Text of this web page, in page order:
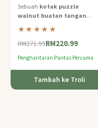
Sederhana untuk Lelaki
Sebuah kotak puzzle
walnut buatan tangan
dengan panel gelongsor dan
ruang tersembunyi — hadiah
teaser otak yang sempurna
★★★★★
RM271.99RM220.99
Penghantaran Pantas Percuma
Tambah ke Troli